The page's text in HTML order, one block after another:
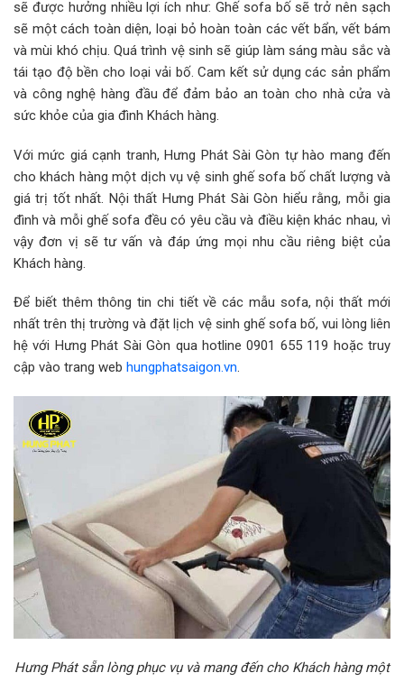
sẽ được hưởng nhiều lợi ích như: Ghế sofa bố sẽ trở nên sạch
sẽ một cách toàn diện, loại bỏ hoàn toàn các vết bẩn, vết bám
và mùi khó chịu. Quá trình vệ sinh sẽ giúp làm sáng màu sắc và
tái tạo độ bền cho loại vải bố. Cam kết sử dụng các sản phẩm
và công nghệ hàng đầu để đảm bảo an toàn cho nhà cửa và
sức khỏe của gia đình Khách hàng.
Với mức giá cạnh tranh, Hưng Phát Sài Gòn tự hào mang đến
cho khách hàng một dịch vụ vệ sinh ghế sofa bố chất lượng và
giá trị tốt nhất. Nội thất Hưng Phát Sài Gòn hiểu rằng, mỗi gia
đình và mỗi ghế sofa đều có yêu cầu và điều kiện khác nhau, vì
vậy đơn vị sẽ tư vấn và đáp ứng mọi nhu cầu riêng biệt của
Khách hàng.
Để biết thêm thông tin chi tiết về các mẫu sofa, nội thất mới
nhất trên thị trường và đặt lịch vệ sinh ghế sofa bố, vui lòng liên
hệ với Hưng Phát Sài Gòn qua hotline 0901 655 119 hoặc truy
cập vào trang web hungphatsaigon.vn.
Hưng Phát sẵn lòng phục vụ và mang đến cho Khách hàng một